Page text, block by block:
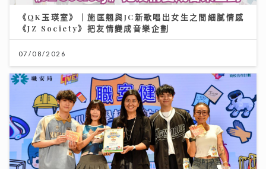
《QK玉瑛室》｜施匡翹與JC新歌唱出女生之間細膩情感
《JZ Society》把友情變成音樂企劃
07/08/2026